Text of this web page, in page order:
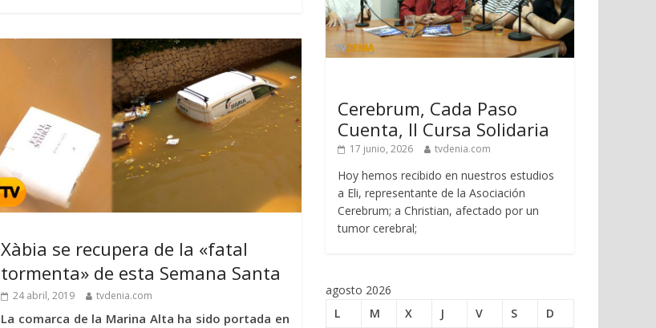
Xàbia se recupera de la «fatal
tormenta» de esta Semana Santa
24 abril, 2019 tvdenia.com
La comarca de la Marina Alta ha sido portada en
Cerebrum, Cada Paso
Cuenta, II Cursa Solidaria
17 junio, 2026 tvdenia.com
Hoy hemos recibido en nuestros estudios
a Eli, representante de la Asociación
Cerebrum; a Christian, afectado por un
tumor cerebral;
agosto 2026
L
M X J V S
D